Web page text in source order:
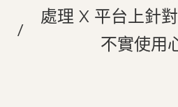
處理 X 平台上針
不實使用